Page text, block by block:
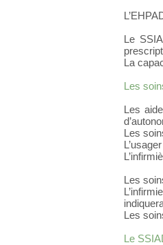
Le
La
Les
Les
Les
Les
Les
Le